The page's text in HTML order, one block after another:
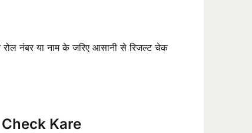
नंबर या नाम के जरिए आसानी से रिजल्ट चेक
Kare